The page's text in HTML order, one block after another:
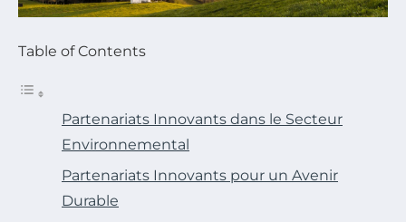
Table of Contents
Partenariats Innovants dans le Secteur
Environnemental
Partenariats Innovants pour un Avenir
Durable